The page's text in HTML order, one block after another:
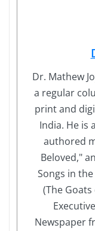
Dr. Mathew
a regular
print and
India. He is
authored
Beloved,"
Songs in
(The
Newspaper